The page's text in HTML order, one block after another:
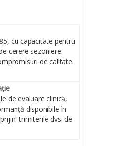
cu capacitate pentru
cerere sezoniere.
de calitate.
de evaluare clinică,
disponibile în
trimiterile dvs. de